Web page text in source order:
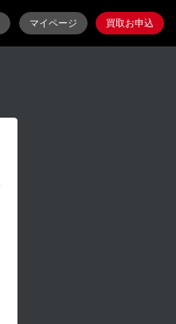
マイページ 買取お申込